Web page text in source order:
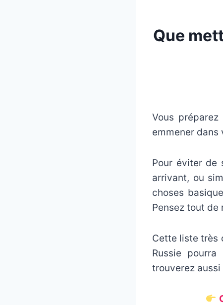
Que
Vous
emmener dans
Pour éviter de
arrivant, ou
choses
Pensez tout de
Cette liste très
Russie
trouverez